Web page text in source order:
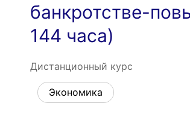
банкротстве-
144 часа)
Дистанционный курс
Экономика